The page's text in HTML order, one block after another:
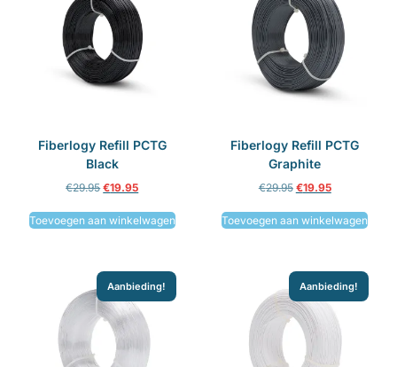
Fiberlogy Refill PCTG
Black
€29.95 €19.95
Toevoegen aan winkelwagen
Fiberlogy Refill PCTG
Graphite
€29.95 €19.95
Toevoegen aan winkelwagen
Aanbieding! Aanbieding!